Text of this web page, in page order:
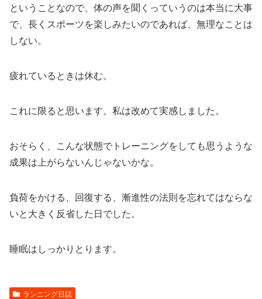
ということなので、体の声を聞くっていうのは本当に大事
で、長くスポーツを楽しみたいのであれば、無理なことは
しない。
疲れているときは休む。
これに限ると思います。私は改めて実感しました。
おそらく、こんな状態でトレーニングをしても思うような
成果は上がらないんじゃないかな。
負荷をかける、回復する、漸進性の法則を忘れてはならな
いと大きく反省した日でした。
睡眠はしっかりとります。
ランニング日誌